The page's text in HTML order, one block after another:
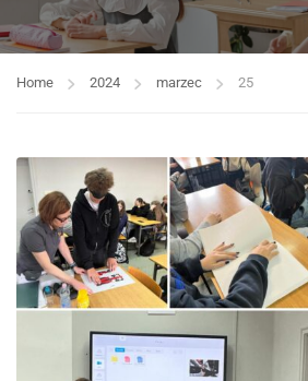
Home 2024 marzec 25